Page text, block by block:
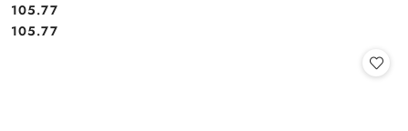
Cena:
105.77
Cena:
105.77